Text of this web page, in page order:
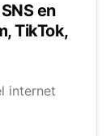
en
TikTok,
internet